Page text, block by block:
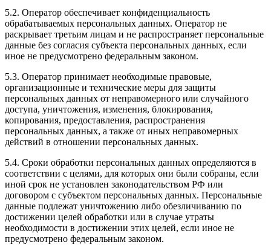
5.2. Оператор обеспечивает конфиденциальность
обрабатываемых персональных данных. Оператор не
раскрывает третьим лицам и не распространяет персональные
данные без согласия субъекта персональных данных, если
иное не предусмотрено федеральным законом.
5.3. Оператор принимает необходимые правовые,
организационные и технические меры для защиты
персональных данных от неправомерного или случайного
доступа, уничтожения, изменения, блокирования,
копирования, предоставления, распространения
персональных данных, а также от иных неправомерных
действий в отношении персональных данных.
5.4. Сроки обработки персональных данных определяются в
соответствии с целями, для которых они были собраны, если
иной срок не установлен законодательством РФ или
договором с субъектом персональных данных. Персональные
данные подлежат уничтожению либо обезличиванию по
достижении целей обработки или в случае утраты
необходимости в достижении этих целей, если иное не
предусмотрено федеральным законом.